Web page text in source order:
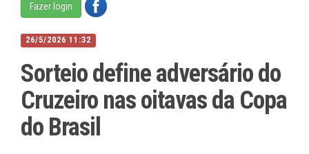
Fazer login
26/5/2026 11:32
Sorteio define adversário do
Cruzeiro nas oitavas da Copa
do Brasil